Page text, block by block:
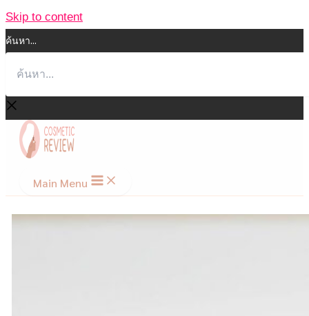
Skip to content
ค้นหา...
Main Menu